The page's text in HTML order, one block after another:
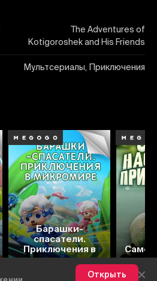
Открыть
The Adventures of
Kotigoroshek and His Friends
Мультсериалы, Приключения
Барашки-
спасатели.
Приключения в
микромире
Самое